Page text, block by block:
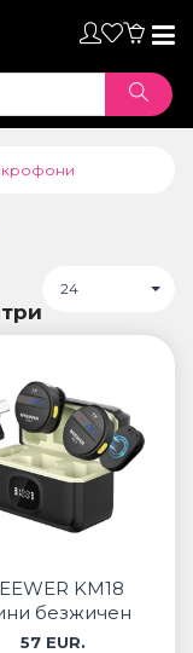
24
KM18
безжичен
сет
57 EUR.